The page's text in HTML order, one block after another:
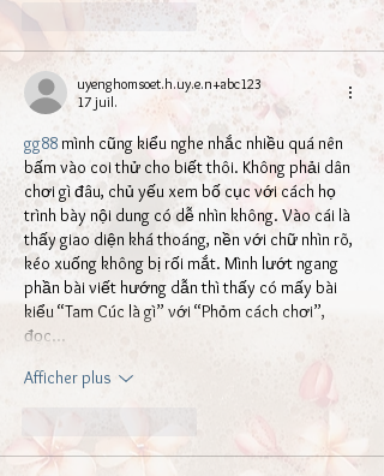
J'aime Répondre
uyenghomsoet.h.uy.e.n+abc123
17 juil.
gg88 mình cũng kiểu nghe nhắc nhiều quá nên
bấm vào coi thử cho biết thôi. Không phải dân
chơi gì đâu, chủ yếu xem bố cục với cách họ
trình bày nội dung có dễ nhìn không. Vào cái là
thấy giao diện khá thoáng, nền với chữ nhìn rõ,
kéo xuống không bị rối mắt. Mình lướt ngang
phần bài viết hướng dẫn thì thấy có mấy bài
kiểu “Tam Cúc là gì” với “Phỏm cách chơi”,
đọc…
Afficher plus